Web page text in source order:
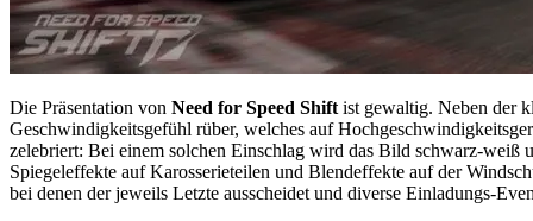
Die Präsentation von Need for Speed Shift ist gewaltig. Neben der
Geschwindigkeitsgefühl rüber, welches auf
zelebriert: Bei einem solchen Einschlag wird das Bild schwarz-weiß
Spiegeleffekte auf Karosserieteilen und Blendeffekte auf der
bei denen der jeweils Letzte ausscheidet und diverse Einladungs-